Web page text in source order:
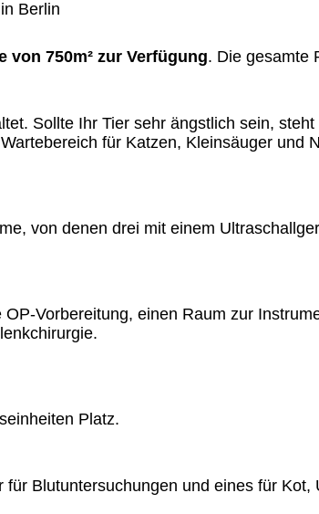
von 750m² zur Verfügung. Die gesamte
Sollte Ihr Tier sehr ängstlich sein,
für Katzen, Kleinsäuger und
von denen drei mit einem
Vorbereitung, einen Raum zur
Platz.
Blutuntersuchungen und eines für